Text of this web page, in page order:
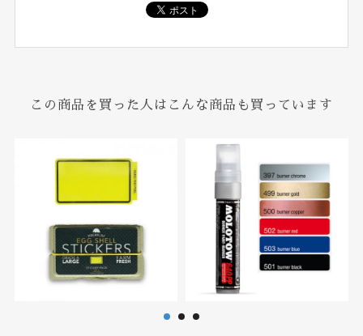
この商品を買った人はこんな商品も買っています